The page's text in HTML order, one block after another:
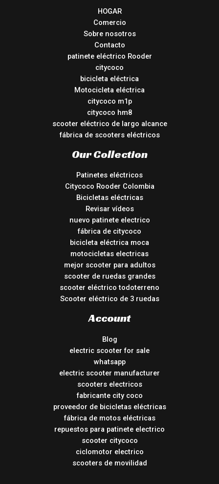
HOGAR
Comercio
Sobre nosotros
Contacto
patinete eléctrico Rooder
citycoco
bicicleta eléctrica
Motocicleta eléctrica
citycoco m1p
citycoco hm8
scooter eléctrico de largo alcance
fábrica de scooters eléctricos
Our Collection
Patinetes eléctricos
Citycoco Rooder Colombia
Bicicletas eléctricas
Revisar vídeos
nuevo patinete electrico
fábrica de citycoco
bicicleta eléctrica moca
motocicletas electricas
mejor scooter para adultos
scooter de ruedas grandes
scooter eléctrico todoterreno
Scooter eléctrico de 3 ruedas
Account
Blog
electric scooter for sale
whatsapp
electric scooter manufacturer
scooters electricos
fabricante city coco
proveedor de bicicletas eléctricas
fábrica de motos eléctricas
repuestos para patinete electrico
scooter citycoco
ciclomotor electrico
scooters de movilidad